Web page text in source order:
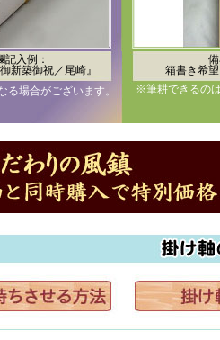
記入例：
新築御祝／尾崎』
箱書き希望
場合がございます。
※筆耕できるの